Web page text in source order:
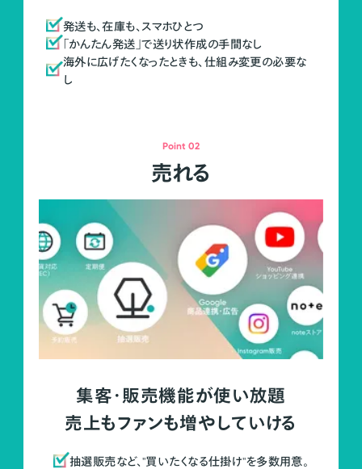
発送も、在庫も、スマホひとつ
「かんたん発送」で送り状作成の手間なし
海外に広げたくなったときも、仕組み変更の必要な
し
Point 02
売れる
集客・販売機能が使い放題
売上もファンも増やしていける
抽選販売など、"買いたくなる仕掛け"を多数用意。